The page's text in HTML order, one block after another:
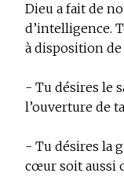
Dieu a fait de
d’intelligence.
à disposition
- Tu désires le
l’ouverture de
- Tu désires la
cœur soit aussi